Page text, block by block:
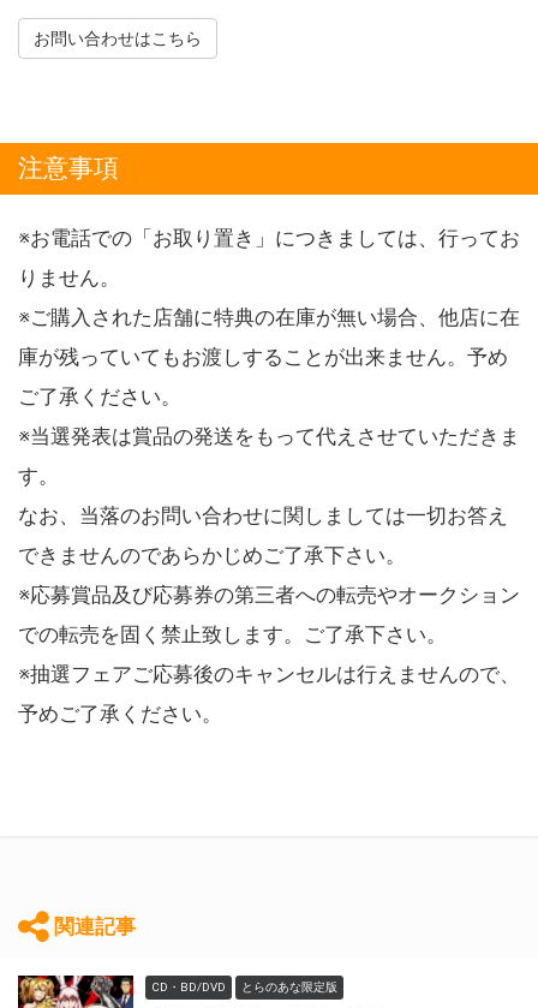
お問い合わせはこちら
注意事項
※お電話での「お取り置き」につきましては、行ってお
りません。
※ご購入された店舗に特典の在庫が無い場合、他店に在
庫が残っていてもお渡しすることが出来ません。予め
ご了承ください。
※当選発表は賞品の発送をもって代えさせていただきま
す。
なお、当落のお問い合わせに関しましては一切お答え
できませんのであらかじめご了承下さい。
※応募賞品及び応募券の第三者への転売やオークション
での転売を固く禁止致します。ご了承下さい。
※抽選フェアご応募後のキャンセルは行えませんので、
予めご了承ください。
関連記事
CD・BD/DVD とらのあな限定版